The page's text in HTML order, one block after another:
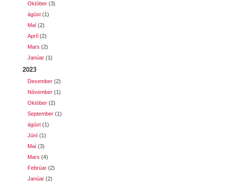
Október (3)
ágúst (1)
Maí (2)
Apríl (2)
Mars (2)
Janúar (1)
2023
Desember (2)
Nóvember (1)
Október (2)
September (1)
ágúst (1)
Júní (1)
Maí (3)
Mars (4)
Febrúar (2)
Janúar (2)